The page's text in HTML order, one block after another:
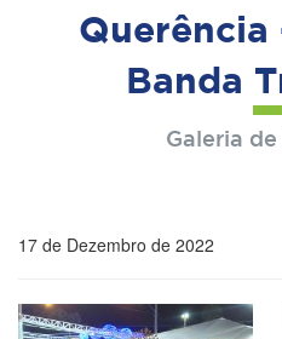
Querência
Banda
Galeria
17 de Dezembro de 2022